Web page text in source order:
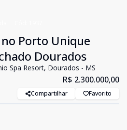
Porto Unique
Dourados
Spa Resort, Dourados - MS
R$ 2.300.000,00
Compartilhar Favorito